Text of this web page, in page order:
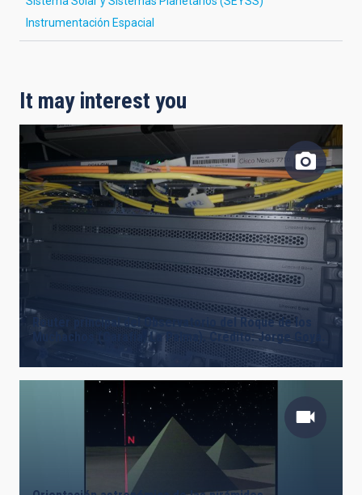
Instrumentación Espacial
It may interest you
Router principal del Observatorio del Roque de los
Muchachos (Garafía, La Palma). Crédito: Jorge Goya.